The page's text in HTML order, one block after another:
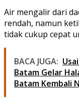
Air mengalir dari
rendah, namun
tidak cukup cepat
BACA JUGA:
Batam Gelar
Batam Kembali